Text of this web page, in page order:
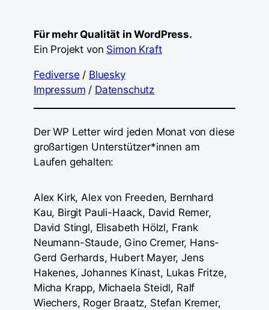
Für mehr Qualität in WordPress.
Ein Projekt von Simon Kraft
Fediverse / Bluesky
Impressum / Datenschutz
Der WP Letter wird jeden Monat von diese
großartigen Unterstützer*innen am
Laufen gehalten:
Alex Kirk, Alex von Freeden, Bernhard
Kau, Birgit Pauli-Haack, David Remer,
David Stingl, Elisabeth Hölzl, Frank
Neumann-Staude, Gino Cremer, Hans-
Gerd Gerhards, Hubert Mayer, Jens
Hakenes, Johannes Kinast, Lukas Fritze,
Micha Krapp, Michaela Steidl, Ralf
Wiechers, Roger Braatz, Stefan Kremer,